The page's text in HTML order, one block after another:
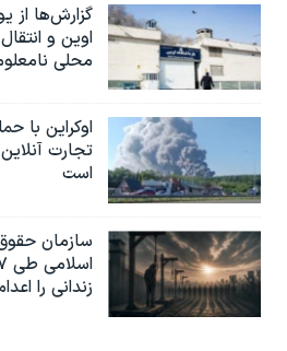
اوین و
محلی
اوکراین با
تجارت
است
سازمان
زندانی را